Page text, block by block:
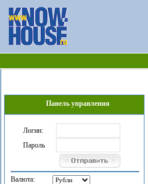
Панель управления
Логин:
Пароль
Валюта: